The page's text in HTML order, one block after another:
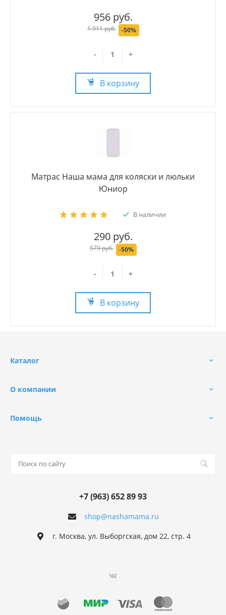
956 руб.
1 911 руб. -50%
- +
В корзину
Матрас Наша мама для коляски и люльки
Юниор
В наличии
290 руб.
579 руб. -50%
- +
В корзину
Каталог
О компании
Помощь
shop@nashamama.ru
+7 (963) 652 89 93
г. Москва, ул. Выборгская, дом 22, стр. 4